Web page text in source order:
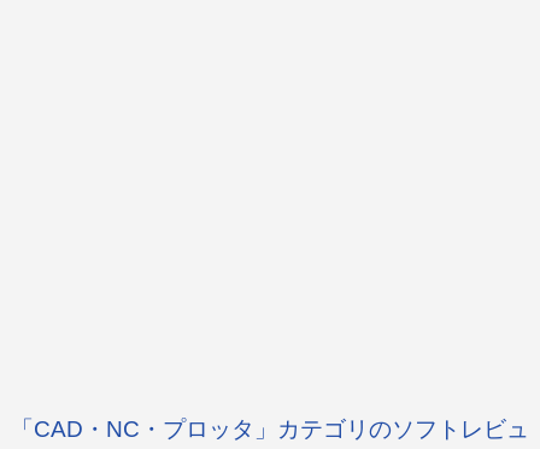
「CAD・NC・プロッタ」カテゴリのソフトレビュ